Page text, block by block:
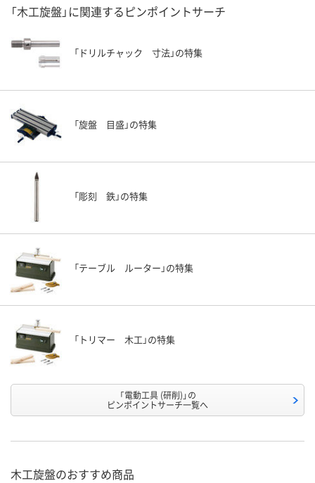
「木工旋盤」に関連するピンポイントサーチ
「ドリルチャック 寸法」の特集
「旋盤 目盛」の特集
「彫刻 鉄」の特集
「テーブル ルーター」の特集
「トリマー 木工」の特集
「電動工具 (研削)」の
ピンポイントサーチ一覧へ
木工旋盤のおすすめ商品